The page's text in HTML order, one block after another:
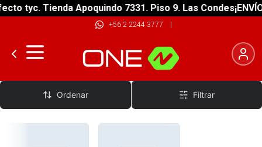
tyc. Tienda Apoquindo 7331. Piso 9. Las Condes
+56 2 2244 3777 |
SUP Boards
Ordenar Filtrar